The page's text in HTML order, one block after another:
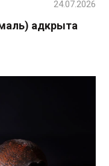
адкрыта
24.07.2026